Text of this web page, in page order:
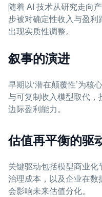
随着 AI 技术从研究走向
步被对确定性收入与盈
出现实质性调整。
叙事的演进
早期以‘潜在颠覆性’为核
与可复制收入模型取代
边际盈利能力。
估值再平衡的驱
关键驱动包括模型商业
治理成本，以及企业在
会影响未来估值分化。